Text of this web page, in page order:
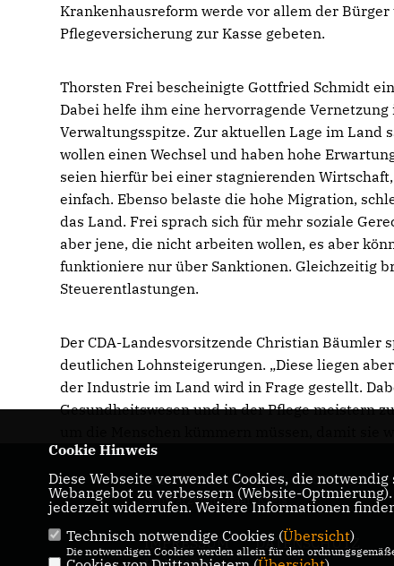
Krankenhausreform werde vor allem der
Pflegeversicherung zur Kasse gebeten.
Thorsten Frei bescheinigte Gottfried Schmidt
Dabei helfe ihm eine hervorragende
Verwaltungsspitze. Zur aktuellen Lage im Land
wollen einen Wechsel und haben hohe
seien hierfür bei einer stagnierenden
einfach. Ebenso belaste die hohe Migration,
das Land. Frei sprach sich für mehr soziale
aber jene, die nicht arbeiten wollen, es aber
funktioniere nur über Sanktionen. Gleichzeitig
Steuerentlastungen.
Der CDA-Landesvorsitzende Christian Bäumler
deutlichen Lohnsteigerungen. „Diese liegen
der Industrie im Land wird in Frage gestellt.
Gesundheitswesen und in der Pflege meistern
Herzlich willkommen bei der CDU im
Schwarzwald-Baar-Kreis
IMPRESSUM
DATENSCHUTZ
Cookie Hinweis
Diese Webseite verwendet Cookies, die
Webangebot zu verbessern (Website-
jederzeit widerrufen. Weitere Informationen
Technisch notwendige Cookies (Übersicht)
Die notwendigen Cookies werden allein für den